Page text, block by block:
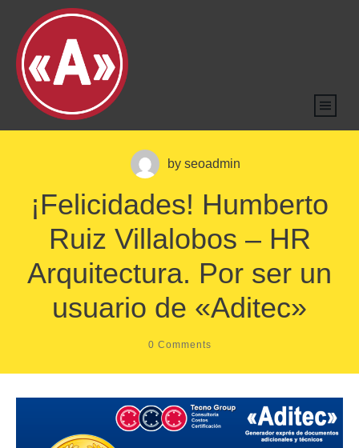
byseoadmin
¡Felicidades! Humberto
Ruiz Villalobos – HR
Arquitectura. Por ser un
usuario de «Aditec»
0 Comments